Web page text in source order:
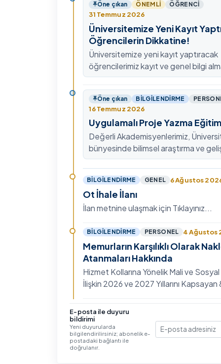
Öne çıkan ÖNEMLI ÖĞRENCI
31 Temmuz 2026
Üniversitemize Yeni Kayıt
Öğrencilerin Dikkatine!
Üniversitemize yeni kayıt yaptıracak
öğrencilerimiz kayıt ve genel bilgi
0478 211 75 75 Dahili: 1913 nolu
ulaşabilirsiniz.
Öne çıkan BILGILENDIRME
16 Temmuz 2026
Uygulamalı Proje Yazma
Değerli Akademisyenlerimiz,
bünyesinde bilimsel araştırma ve
kültürünü güçlendirmek, ulusal ve
fon mekanizmala…
BILGILENDIRME GENEL 6 Ağustos
Ot İhale İlanı
İlan metnine ulaşmak için Tıklayınız...
BILGILENDIRME PERSONEL 4 Ağustos
Memurların Karşılıklı Olarak
Atanmaları Hakkında
Hizmet Kollarına Yönelik Mali ve
İlişkin 2026 ve 2027 Yıllarını
Hizmet…
BILGILENDIRME
IV. Uluslararası İlişkiler
Ayrıntılı bilgi ve başvuru için Tıklayınız...
E-posta ile duyuru
bildirimi
Yeni duyurularda
bilgilendirilirsiniz; abonelik e-
postadaki bağlantı ile
doğrulanır.
E-posta